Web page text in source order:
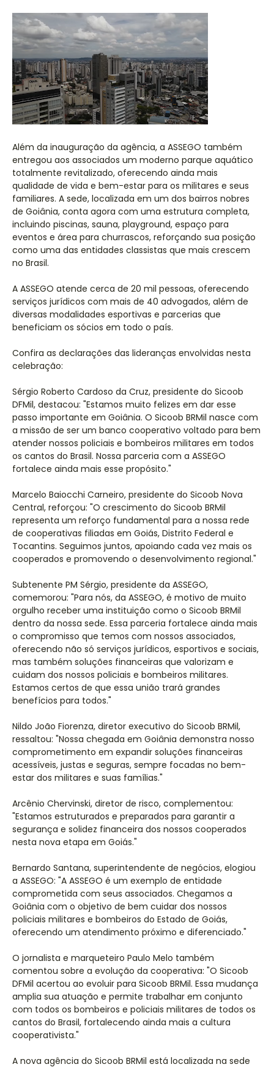
Além da inauguração da agência, a ASSEGO também
entregou aos associados um moderno parque aquático
totalmente revitalizado, oferecendo ainda mais
qualidade de vida e bem-estar para os militares e seus
familiares. A sede, localizada em um dos bairros nobres
de Goiânia, conta agora com uma estrutura completa,
incluindo piscinas, sauna, playground, espaço para
eventos e área para churrascos, reforçando sua posição
como uma das entidades classistas que mais crescem
no Brasil.
A ASSEGO atende cerca de 20 mil pessoas, oferecendo
serviços jurídicos com mais de 40 advogados, além de
diversas modalidades esportivas e parcerias que
beneficiam os sócios em todo o país.
Confira as declarações das lideranças envolvidas nesta
celebração:
Sérgio Roberto Cardoso da Cruz, presidente do Sicoob
DFMil, destacou: "Estamos muito felizes em dar esse
passo importante em Goiânia. O Sicoob BRMil nasce com
a missão de ser um banco cooperativo voltado para bem
atender nossos policiais e bombeiros militares em todos
os cantos do Brasil. Nossa parceria com a ASSEGO
fortalece ainda mais esse propósito."
Marcelo Baiocchi Carneiro, presidente do Sicoob Nova
Central, reforçou: "O crescimento do Sicoob BRMil
representa um reforço fundamental para a nossa rede
de cooperativas filiadas em Goiás, Distrito Federal e
Tocantins. Seguimos juntos, apoiando cada vez mais os
cooperados e promovendo o desenvolvimento regional."
Subtenente PM Sérgio, presidente da ASSEGO,
comemorou: "Para nós, da ASSEGO, é motivo de muito
orgulho receber uma instituição como o Sicoob BRMil
dentro da nossa sede. Essa parceria fortalece ainda mais
o compromisso que temos com nossos associados,
oferecendo não só serviços jurídicos, esportivos e sociais,
mas também soluções financeiras que valorizam e
cuidam dos nossos policiais e bombeiros militares.
Estamos certos de que essa união trará grandes
benefícios para todos."
Nildo João Fiorenza, diretor executivo do Sicoob BRMil,
ressaltou: "Nossa chegada em Goiânia demonstra nosso
comprometimento em expandir soluções financeiras
acessíveis, justas e seguras, sempre focadas no bem-
estar dos militares e suas famílias."
Arcênio Chervinski, diretor de risco, complementou:
"Estamos estruturados e preparados para garantir a
segurança e solidez financeira dos nossos cooperados
nesta nova etapa em Goiás."
Bernardo Santana, superintendente de negócios, elogiou
a ASSEGO: "A ASSEGO é um exemplo de entidade
comprometida com seus associados. Chegamos a
Goiânia com o objetivo de bem cuidar dos nossos
policiais militares e bombeiros do Estado de Goiás,
oferecendo um atendimento próximo e diferenciado."
O jornalista e marqueteiro Paulo Melo também
comentou sobre a evolução da cooperativa: "O Sicoob
DFMil acertou ao evoluir para Sicoob BRMil. Essa mudança
amplia sua atuação e permite trabalhar em conjunto
com todos os bombeiros e policiais militares de todos os
cantos do Brasil, fortalecendo ainda mais a cultura
cooperativista."
A nova agência do Sicoob BRMil está localizada na sede